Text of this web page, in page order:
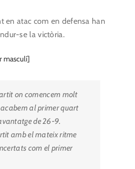
en atac com en defensa han
se la victòria.
masculí]
on comencem molt
al primer quart
de 26-9.
amb el mateix ritme
com el primer